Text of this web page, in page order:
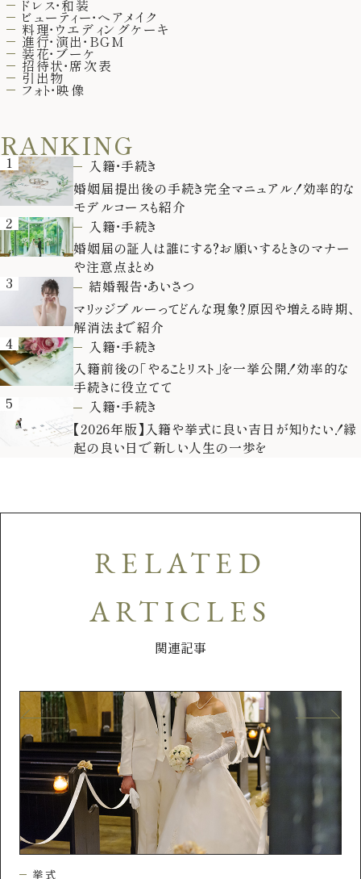
ドレス・和装
ビューティー・ヘアメイク
料理・ウエディングケーキ
進行・演出・BGM
装花・ブーケ
招待状・席次表
引出物
フォト・映像
RANKING
1
入籍・手続き
婚姻届提出後の手続き完全マニュアル！効率的な
モデルコースも紹介
2
入籍・手続き
婚姻届の証人は誰にする？お願いするときのマナー
や注意点まとめ
3
結婚報告・あいさつ
マリッジブルーってどんな現象？原因や増える時期、
解消法まで紹介
4
入籍・手続き
入籍前後の「やることリスト」を一挙公開！効率的な
手続きに役立てて
5
入籍・手続き
【2026年版】入籍や挙式に良い吉日が知りたい！縁
起の良い日で新しい人生の一歩を
関連記事
RELATED
ARTICLES
挙式